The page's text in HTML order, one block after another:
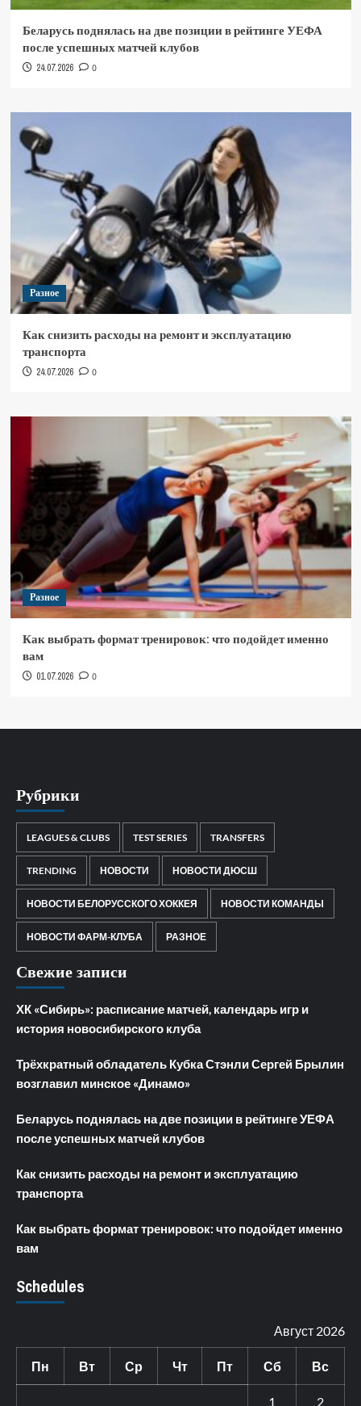
Беларусь поднялась на две позиции в рейтинге УЕФА
после успешных матчей клубов
24.07.2026 0
Разное
Как снизить расходы на ремонт и эксплуатацию
транспорта
24.07.2026 0
Разное
Как выбрать формат тренировок: что подойдет именно
вам
01.07.2026 0
Рубрики
LEAGUES & CLUBS TEST SERIES TRANSFERS
TRENDING НОВОСТИ НОВОСТИ ДЮСШ
НОВОСТИ БЕЛОРУССКОГО ХОККЕЯ НОВОСТИ КОМАНДЫ
НОВОСТИ ФАРМ-КЛУБА РАЗНОЕ
Свежие записи
ХК «Сибирь»: расписание матчей, календарь игр и
история новосибирского клуба
Трёхкратный обладатель Кубка Стэнли Сергей Брылин
возглавил минское «Динамо»
Беларусь поднялась на две позиции в рейтинге УЕФА
после успешных матчей клубов
Как снизить расходы на ремонт и эксплуатацию
транспорта
Как выбрать формат тренировок: что подойдет именно
вам
Schedules
Август 2026
Пн Вт Ср Чт Пт Сб Вс
1 2